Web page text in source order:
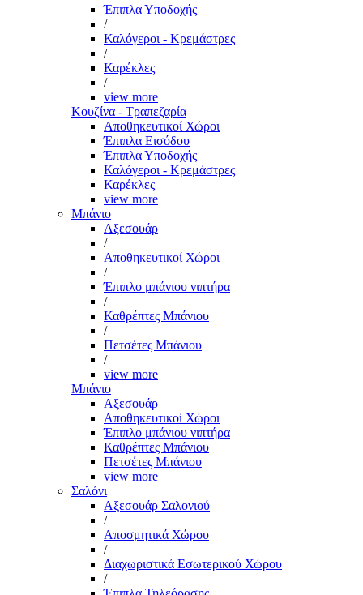
Έπιπλα Υποδοχής
/
Καλόγεροι - Κρεμάστρες
/
Καρέκλες
/
view more
Κουζίνα - Τραπεζαρία
Αποθηκευτικοί Χώροι
Έπιπλα Εισόδου
Έπιπλα Υποδοχής
Καλόγεροι - Κρεμάστρες
Καρέκλες
view more
Μπάνιο
Αξεσουάρ
/
Αποθηκευτικοί Χώροι
/
Έπιπλο μπάνιου νιπτήρα
/
Καθρέπτες Μπάνιου
/
Πετσέτες Μπάνιου
/
view more
Μπάνιο
Αξεσουάρ
Αποθηκευτικοί Χώροι
Έπιπλο μπάνιου νιπτήρα
Καθρέπτες Μπάνιου
Πετσέτες Μπάνιου
view more
Σαλόνι
Αξεσουάρ Σαλονιού
/
Αποσμητικά Χώρου
/
Διαχωριστικά Εσωτερικού Χώρου
/